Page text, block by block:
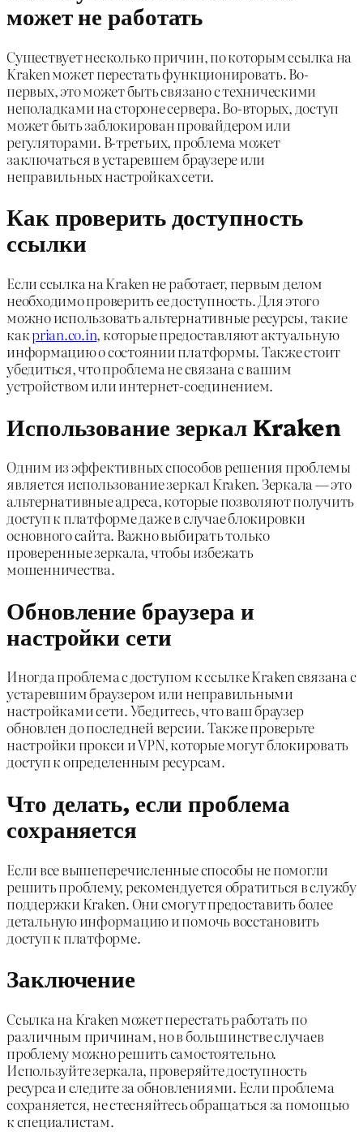
может не работать
Существует несколько причин, по которым ссылка на
Kraken может перестать функционировать. Во-
первых, это может быть связано с техническими
неполадками на стороне сервера. Во-вторых, доступ
может быть заблокирован провайдером или
регуляторами. В-третьих, проблема может
заключаться в устаревшем браузере или
неправильных настройках сети.
Как проверить доступность
ссылки
Если ссылка на Kraken не работает, первым делом
необходимо проверить ее доступность. Для этого
можно использовать альтернативные ресурсы, такие
какprian.co.in, которые предоставляют актуальную
информацию о состоянии платформы. Также стоит
убедиться, что проблема не связана с вашим
устройством или интернет-соединением.
Использование зеркал Kraken
Одним из эффективных способов решения проблемы
является использование зеркал Kraken. Зеркала — это
альтернативные адреса, которые позволяют получить
доступ к платформе даже в случае блокировки
основного сайта. Важно выбирать только
проверенные зеркала, чтобы избежать
мошенничества.
Обновление браузера и
настройки сети
Иногда проблема с доступом к ссылке Kraken связана с
устаревшим браузером или неправильными
настройками сети. Убедитесь, что ваш браузер
обновлен до последней версии. Также проверьте
настройки прокси и VPN, которые могут блокировать
доступ к определенным ресурсам.
Что делать, если проблема
сохраняется
Если все вышеперечисленные способы не помогли
решить проблему, рекомендуется обратиться в службу
поддержки Kraken. Они смогут предоставить более
детальную информацию и помочь восстановить
доступ к платформе.
Заключение
Ссылка на Kraken может перестать работать по
различным причинам, но в большинстве случаев
проблему можно решить самостоятельно.
Используйте зеркала, проверяйте доступность
ресурса и следите за обновлениями. Если проблема
сохраняется, не стесняйтесь обращаться за помощью
к специалистам.